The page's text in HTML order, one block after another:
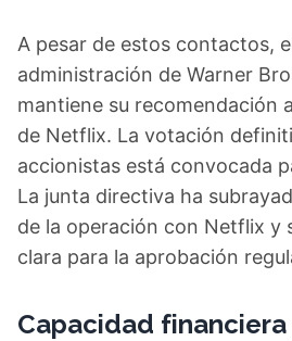
A pesar de estos contactos,
administración de Warner
mantiene su recomendación
de Netflix. La votación
accionistas está convocada
La junta directiva ha
de la operación con Netflix y
clara para la aprobación
Capacidad